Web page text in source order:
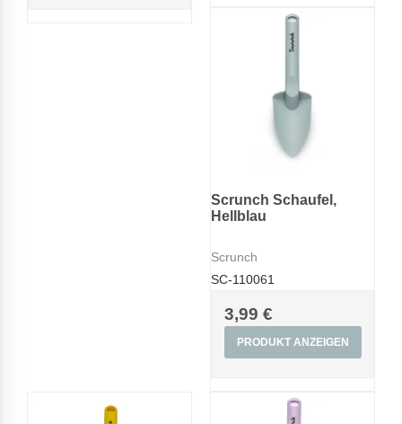
Scrunch Schaufel,
Hellblau
Scrunch
SC-110061
3,99 €
PRODUKT ANZEIGEN